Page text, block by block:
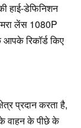
हाई-डेफिनिशन
लेंस 1080P
आपके रिकॉर्ड किए
प्रदान करता है,
वाहन के पीछे के